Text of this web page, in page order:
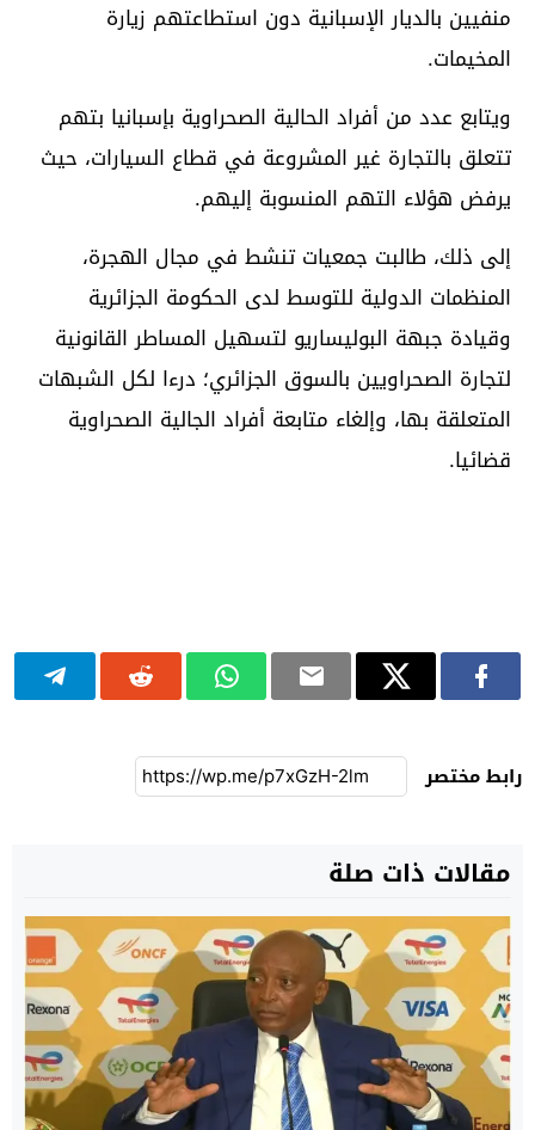
منفيين بالديار الإسبانية دون استطاعتهم زيارة
المخيمات.
ويتابع عدد من أفراد الحالية الصحراوية بإسبانيا بتهم
تتعلق بالتجارة غير المشروعة في قطاع السيارات، حيث
يرفض هؤلاء التهم المنسوبة إليهم.
إلى ذلك، طالبت جمعيات تنشط في مجال الهجرة،
المنظمات الدولية للتوسط لدى الحكومة الجزائرية
وقيادة جبهة البوليساريو لتسهيل المساطر القانونية
لتجارة الصحراويين بالسوق الجزائري؛ درءا لكل الشبهات
المتعلقة بها، وإلغاء متابعة أفراد الجالية الصحراوية
قضائيا.
رابط مختصر
مقالات ذات صلة